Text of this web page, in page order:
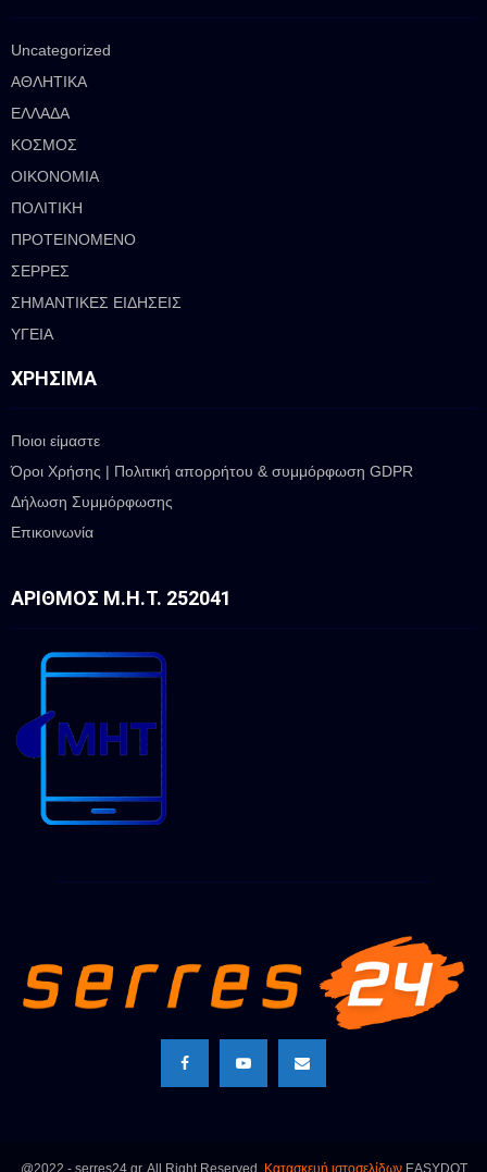
Uncategorized
ΑΘΛΗΤΙΚΑ
ΕΛΛΑΔΑ
ΚΟΣΜΟΣ
ΟΙΚΟΝΟΜΙΑ
ΠΟΛΙΤΙΚΗ
ΠΡΟΤΕΙΝΟΜΕΝΟ
ΣΕΡΡΕΣ
ΣΗΜΑΝΤΙΚΕΣ ΕΙΔΗΣΕΙΣ
ΥΓΕΙΑ
ΧΡΉΣΙΜΑ
Ποιοι είμαστε
Όροι Χρήσης | Πολιτική απορρήτου & συμμόρφωση GDPR
Δήλωση Συμμόρφωσης
Επικοινωνία
ΑΡΙΘΜΌΣ Μ.Η.Τ. 252041
@2022 - serres24.gr. All Right Reserved. Κατασκευή ιστοσελίδωνEASYDOT